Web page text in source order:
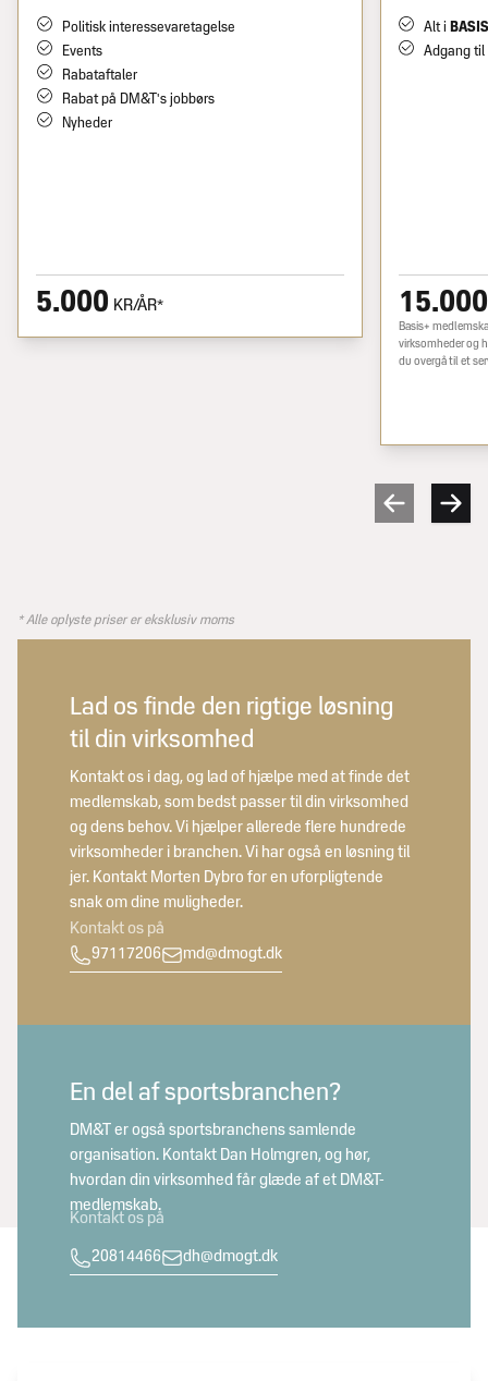
Politisk interessevaretagelse
Events
Rabataftaler
Rabat på DM&T's jobbørs
Nyheder
5.000 KR/ÅR*
Alt i
Adgang
15.000
Basis+
virksomheder og
du overgå til et
* Alle oplyste priser er eksklusiv moms
Lad os finde den rigtige løsning
til din virksomhed
Kontakt os i dag, og lad of hjælpe med at finde det
medlemskab, som bedst passer til din virksomhed
og dens behov. Vi hjælper allerede flere hundrede
virksomheder i branchen. Vi har også en løsning til
jer. Kontakt Morten Dybro for en uforpligtende
snak om dine muligheder.
Kontakt os på
97117206
md@dmogt.dk
En del af sportsbranchen?
DM&T er også sportsbranchens samlende
organisation. Kontakt Dan Holmgren, og hør,
hvordan din virksomhed får glæde af et DM&T-
medlemskab.
Kontakt os på
20814466 dh@dmogt.dk